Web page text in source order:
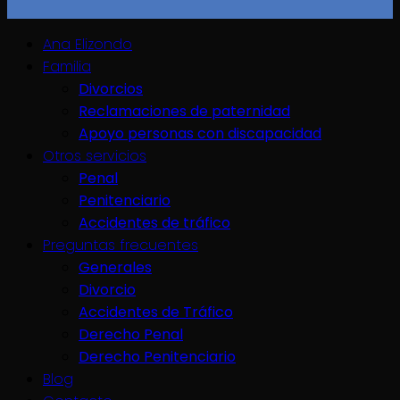
Ana Elizondo
Familia
Divorcios
Reclamaciones de paternidad
Apoyo personas con discapacidad
Otros servicios
Penal
Penitenciario
Accidentes de tráfico
Preguntas frecuentes
Generales
Divorcio
Accidentes de Tráfico
Derecho Penal
Derecho Penitenciario
Blog